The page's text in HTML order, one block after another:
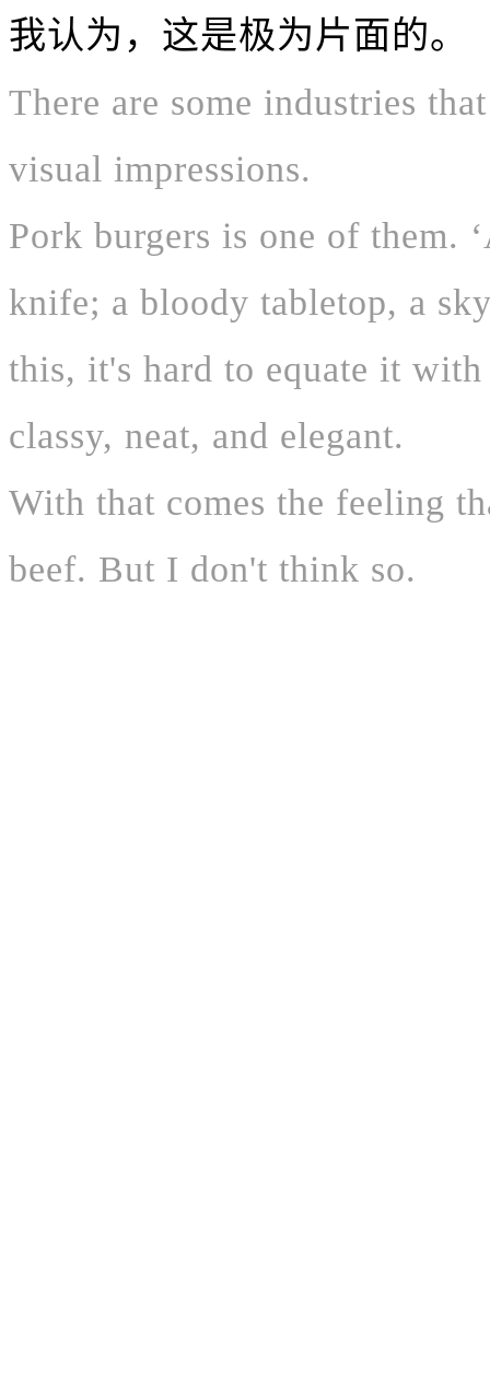
我认为，这是极为片面的。
There are some industries
visual impressions.
Pork burgers is one of them.
knife; a bloody tabletop, a
this, it's hard to equate it
classy, neat, and elegant.
With that comes the feeling
beef. But I don't think so.